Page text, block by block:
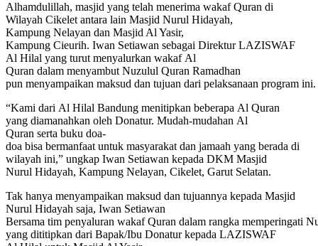
Alhamdulillah, masjid yang telah menerima wakaf Quran di
Wilayah Cikelet antara lain Masjid Nurul Hidayah,
Kampung Nelayan dan Masjid Al Yasir,
Kampung Cieurih. Iwan Setiawan sebagai Direktur LAZISWAF
Al Hilal yang turut menyalurkan wakaf Al
Quran dalam menyambut Nuzulul Quran Ramadhan
pun menyampaikan maksud dan tujuan dari pelaksanaan program
“Kami dari Al Hilal Bandung menitipkan beberapa Al Quran
yang diamanahkan oleh Donatur. Mudah-mudahan Al
Quran serta buku doa-
doa bisa bermanfaat untuk masyarakat dan jamaah yang berada di
wilayah ini,” ungkap Iwan Setiawan kepada DKM Masjid
Nurul Hidayah, Kampung Nelayan, Cikelet, Garut Selatan.
Tak hanya menyampaikan maksud dan tujuannya kepada Masjid
Nurul Hidayah saja, Iwan Setiawan
Bersama tim penyaluran wakaf Quran dalam rangka memperingati
yang dititipkan dari Bapak/Ibu Donatur kepada LAZISWAF